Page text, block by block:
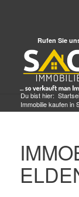
Rufen Sie
Du bist hier:
Immobilie kaufen in